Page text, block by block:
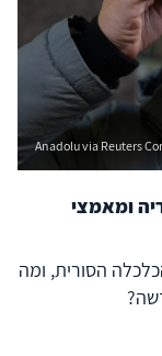
Anadolu via Reuters
סוריה ומאמצי
הסורית, ומה